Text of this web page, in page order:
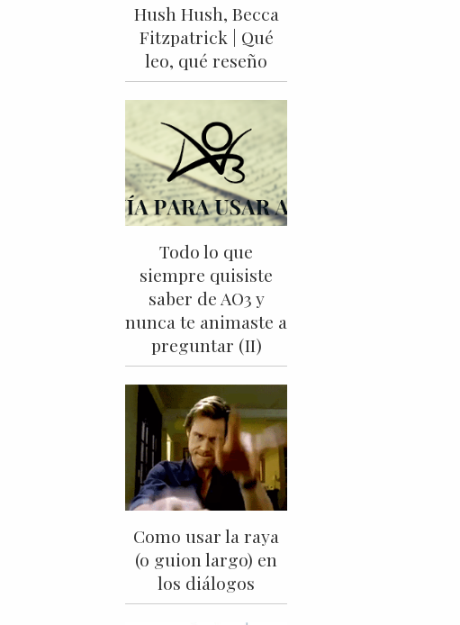
Hush Hush, Becca
Fitzpatrick | Qué
leo, qué reseño
Todo lo que
siempre quisiste
saber de AO3 y
nunca te animaste a
preguntar (II)
Como usar la raya
(o guion largo) en
los diálogos